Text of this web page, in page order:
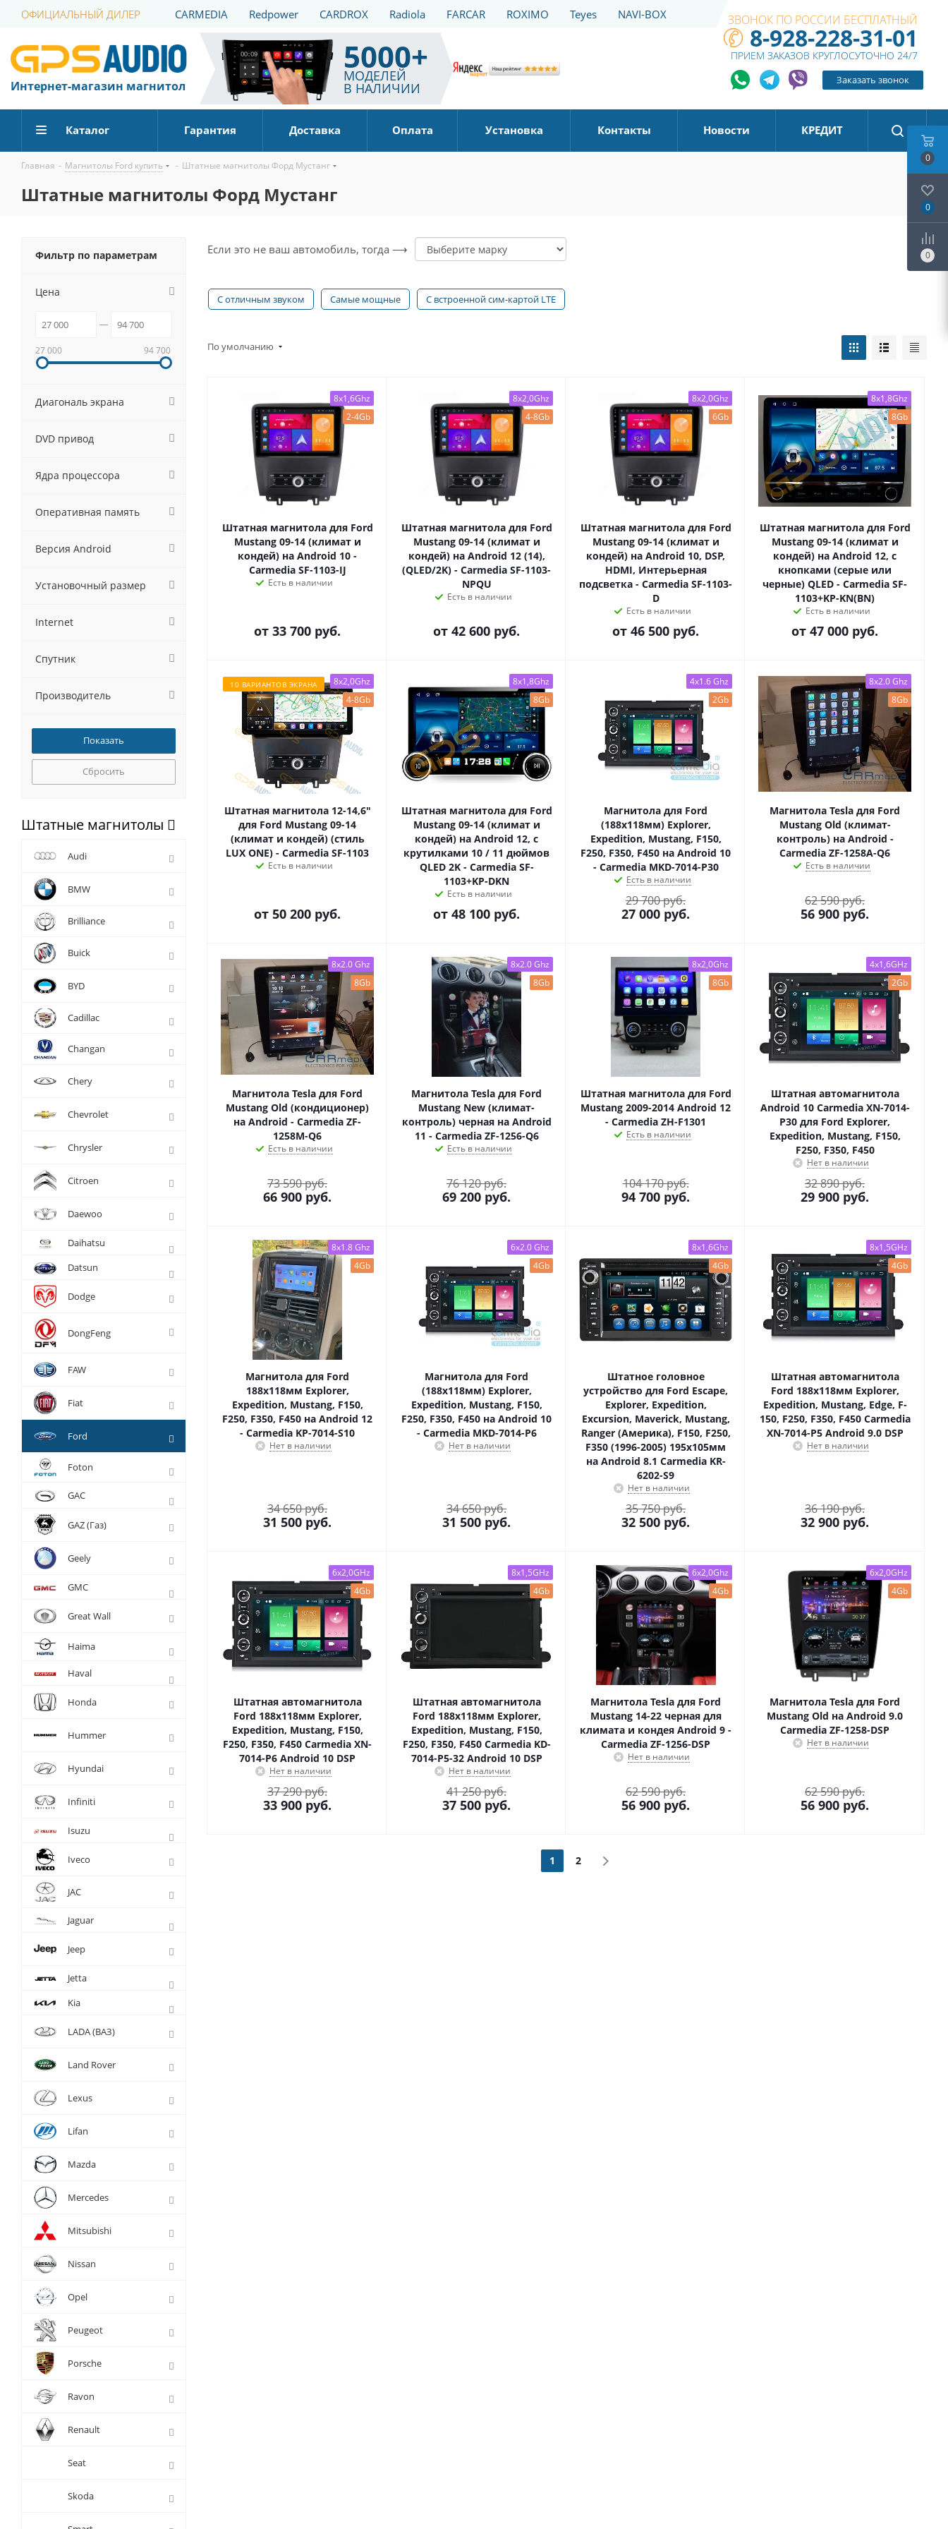
ОФИЦИАЛЬНЫЙ ДИЛЕР CARMEDIA Redpower CARDROX Radiola FARCAR ROXIMO Teyes NAVI-BOX
Интернет-магазин магнитол
5000+
МОДЕЛЕЙ
В НАЛИЧИИ
ЗВОНОК ПО РОССИИ БЕСПЛАТНЫЙ
8-928-228-31-01
ПРИЕМ ЗАКАЗОВ КРУГЛОСУТОЧНО 24/7
Заказать звонок
Каталог Гарантия Доставка Оплата Установка Контакты Новости КРЕДИТ
Главная - Магнитолы Ford купить - Штатные магнитолы Форд Мустанг
Штатные магнитолы Форд Мустанг
Если это не ваш автомобиль, тогда ⟶
С отличным звуком Самые мощные С встроенной сим-картой LTE
По умолчанию
8x1,6Ghz
2-4Gb
Штатная магнитола для Ford
Mustang 09-14 (климат и
кондей) на Android 10 -
Carmedia SF-1103-IJ
Есть в наличии
от 33 700 руб.
8x2,0Ghz
4-8Gb
Штатная магнитола для Ford
Mustang 09-14 (климат и
кондей) на Android 12 (14),
(QLED/2K) - Carmedia SF-1103-
NPQU
Есть в наличии
от 42 600 руб.
8x2,0Ghz
6Gb
Штатная магнитола для Ford
Mustang 09-14 (климат и
кондей) на Android 10, DSP,
HDMI, Интерьерная
подсветка - Carmedia SF-1103-
D
Есть в наличии
от 46 500 руб.
8x1,8Ghz
8Gb
Штатная магнитола для Ford
Mustang 09-14 (климат и
кондей) на Android 12, с
кнопками (серые или
черные) QLED - Carmedia SF-
1103+KP-KN(BN)
Есть в наличии
от 47 000 руб.
10 ВАРИАНТОВ ЭКРАНА
8x2,0Ghz
4-8Gb
Штатная магнитола 12-14,6"
для Ford Mustang 09-14
(климат и кондей) (стиль
LUX ONE) - Carmedia SF-1103
Есть в наличии
от 50 200 руб.
8x1,8Ghz
8Gb
Штатная магнитола для Ford
Mustang 09-14 (климат и
кондей) на Android 12, с
крутилками 10 / 11 дюймов
QLED 2K - Carmedia SF-
1103+KP-DKN
Есть в наличии
от 48 100 руб.
4x1.6 Ghz
2Gb
Магнитола для Ford
(188х118мм) Explorer,
Expedition, Mustang, F150,
F250, F350, F450 на Android 10
- Carmedia MKD-7014-P30
Есть в наличии
29 700 руб.
27 000 руб.
8x2.0 Ghz
8Gb
Магнитола Tesla для Ford
Mustang Old (климат-
контроль) на Android -
Carmedia ZF-1258A-Q6
Есть в наличии
62 590 руб.
56 900 руб.
8x2.0 Ghz
8Gb
Магнитола Tesla для Ford
Mustang Old (кондиционер)
на Android - Carmedia ZF-
1258M-Q6
Есть в наличии
73 590 руб.
66 900 руб.
8x2.0 Ghz
8Gb
Магнитола Tesla для Ford
Mustang New (климат-
контроль) черная на Android
11 - Carmedia ZF-1256-Q6
Есть в наличии
76 120 руб.
69 200 руб.
8x2,0Ghz
8Gb
Штатная магнитола для Ford
Mustang 2009-2014 Android 12
- Carmedia ZH-F1301
Есть в наличии
104 170 руб.
94 700 руб.
4x1,6GHz
2Gb
Штатная автомагнитола
Android 10 Carmedia XN-7014-
P30 для Ford Explorer,
Expedition, Mustang, F150,
F250, F350, F450
Нет в наличии
32 890 руб.
29 900 руб.
8x1.8 Ghz
4Gb
Магнитола для Ford
188х118мм Explorer,
Expedition, Mustang, F150,
F250, F350, F450 на Android 12
- Carmedia KP-7014-S10
Нет в наличии
34 650 руб.
31 500 руб.
6x2.0 Ghz
4Gb
Магнитола для Ford
(188х118мм) Explorer,
Expedition, Mustang, F150,
F250, F350, F450 на Android 10
- Carmedia MKD-7014-P6
Нет в наличии
34 650 руб.
31 500 руб.
8x1,6Ghz
4Gb
Штатное головное
устройство для Ford Escape,
Explorer, Expedition,
Excursion, Maverick, Mustang,
Ranger (Америка), F150, F250,
F350 (1996-2005) 195x105мм
на Android 8.1 Carmedia KR-
6202-S9
Нет в наличии
35 750 руб.
32 500 руб.
8x1,5GHz
4Gb
Штатная автомагнитола
Ford 188х118мм Explorer,
Expedition, Mustang, Edge, F-
150, F250, F350, F450 Carmedia
XN-7014-P5 Android 9.0 DSP
Нет в наличии
36 190 руб.
32 900 руб.
6x2,0GHz
4Gb
Штатная автомагнитола
Ford 188х118мм Explorer,
Expedition, Mustang, F150,
F250, F350, F450 Carmedia XN-
7014-P6 Android 10 DSP
Нет в наличии
37 290 руб.
33 900 руб.
8x1,5GHz
4Gb
Штатная автомагнитола
Ford 188х118мм Explorer,
Expedition, Mustang, F150,
F250, F350, F450 Carmedia KD-
7014-P5-32 Android 10 DSP
Нет в наличии
41 250 руб.
37 500 руб.
6x2,0Ghz
4Gb
Магнитола Tesla для Ford
Mustang 14-22 черная для
климата и кондея Android 9 -
Carmedia ZF-1256-DSP
Нет в наличии
62 590 руб.
56 900 руб.
6x2,0GHz
4Gb
Магнитола Tesla для Ford
Mustang Old на Android 9.0
Carmedia ZF-1258-DSP
Нет в наличии
62 590 руб.
56 900 руб.
1 2
Фильтр по параметрам
Цена
27 000 94 700
Диагональ экрана
DVD привод
Ядра процессора
Оперативная память
Версия Android
Установочный размер
Internet
Спутник
Производитель
Сбросить
Штатные магнитолы
Audi
BMW
Brilliance
Buick
BYD
Cadillac
Changan
Chery
Chevrolet
Chrysler
Citroen
Daewoo
Daihatsu
Datsun
Dodge
DongFeng
FAW
Fiat
Ford
Foton
GAC
GAZ (Газ)
Geely
GMC
Great Wall
Haima
Haval
Honda
Hummer
Hyundai
Infiniti
Isuzu
Iveco
JAC
Jaguar
Jeep
Jetta
Kia
LADA (ВАЗ)
Land Rover
Lexus
Lifan
Mazda
Mercedes
Mitsubishi
Nissan
Opel
Peugeot
Porsche
Ravon
Renault
Seat
Skoda
Smart
0
0
0